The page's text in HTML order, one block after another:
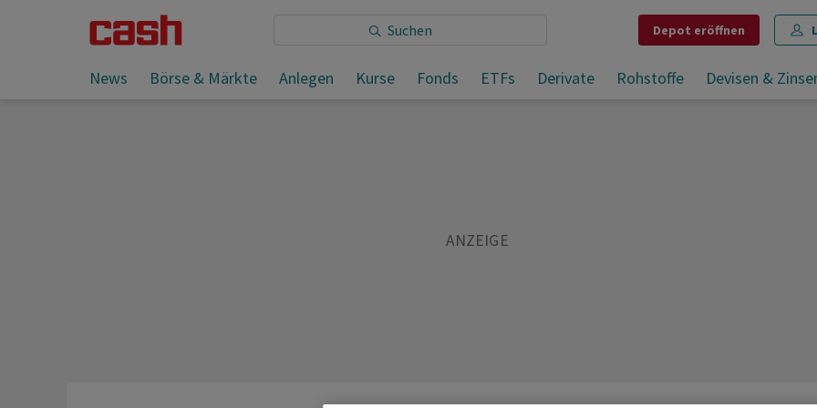
Depot eröffnen
News Börse & Märkte Anlegen Kurse Fonds ETFs Derivate Rohstoffe Devisen &
Sie lesen: US-Anleihen geben im US-Handel noch etwas weiter nach
Teilen Merken Drucken Kommentare